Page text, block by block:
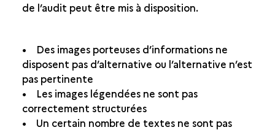
de l’audit peut être mis à disposition.
• Des images porteuses d’informations ne
disposent pas d’alternative ou l’alternative n’est
pas pertinente
• Les images légendées ne sont pas
correctement structurées
• Un certain nombre de textes ne sont pas